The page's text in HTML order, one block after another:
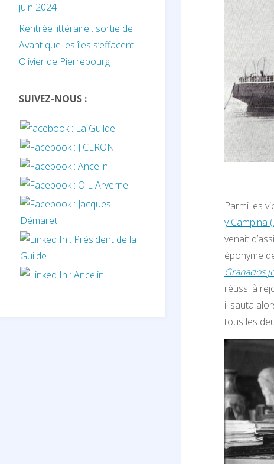
Parmi les
y Campina (
venait
éponyme
Granados
réussi à
il sauta
tous les
juin 2024
Rentrée littéraire : sortie de
Avant que les îles s’effacent –
Olivier de Pierrebourg
SUIVEZ-NOUS :